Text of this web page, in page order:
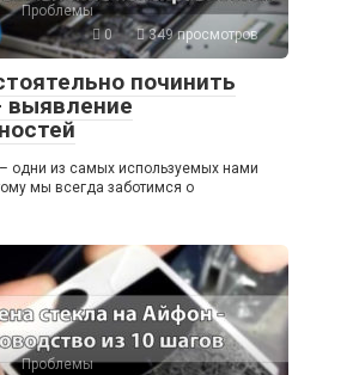
Проблемы
0
349 просмотров
починить
выявление
одни из самых используемых нами
мы всегда заботимся о
Проблемы